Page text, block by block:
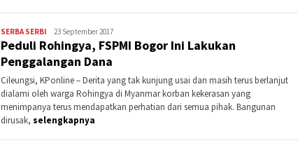
SERBA SERBI Kontributor
DKI
Jakarta
23 September 2017
Peduli Rohingya, FSPMI Bogor Ini Lakukan
Penggalangan Dana
Cileungsi, KPonline – Derita yang tak kunjung usai dan masih terus berlanjut
dialami oleh warga Rohingya di Myanmar korban kekerasan yang
menimpanya terus mendapatkan perhatian dari semua pihak. Bangunan
dirusak, selengkapnya